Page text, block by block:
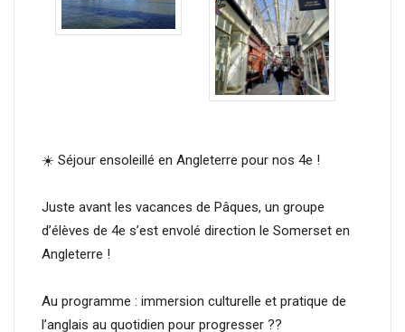
☀️ Séjour ensoleillé en Angleterre pour nos 4e !
Juste avant les vacances de Pâques, un groupe
d’élèves de 4e s’est envolé direction le Somerset en
Angleterre !
Au programme : immersion culturelle et pratique de
l’anglais au quotidien pour progresser ??